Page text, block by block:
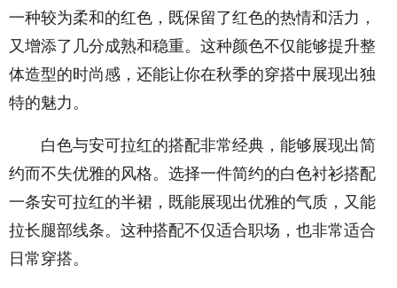
一种较为柔和的红色，既保留了红色的热情和活力，
又增添了几分成熟和稳重。这种颜色不仅能够提升整
体造型的时尚感，还能让你在秋季的穿搭中展现出独
特的魅力。
白色与安可拉红的搭配非常经典，能够展现出简
约而不失优雅的风格。选择一件简约的白色衬衫搭配
一条安可拉红的半裙，既能展现出优雅的气质，又能
拉长腿部线条。这种搭配不仅适合职场，也非常适合
日常穿搭。